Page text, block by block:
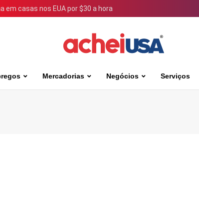
casas nos EUA por $30 a hora
Mercadorias Negócios Serviços